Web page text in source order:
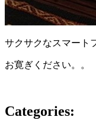
サクサクなスマート
お寛ぎください。。
Categories: